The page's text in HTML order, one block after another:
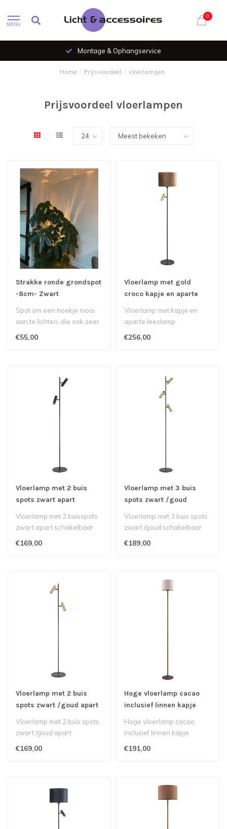
MENU
0
Montage & Ophangservice
Home / Prijsvoordeel / vloerlampen
Prijsvoordeel vloerlampen
Strakke ronde grondspot
-8cm- Zwart
Spot om een hoekje mooi
aan te lichten, die ook zeer
geschikt is als grondspot v..
€55,00
Vloerlamp met gold
croco kapje en aparte
leeslamp
Vloerlamp met kapje en
aparte leeslamp
€256,00
Vloerlamp met 2 buis
spots zwart apart
Vloerlamp met 2 buisspots
zwart apart schakelbaar
€169,00
Vloerlamp met 3 buis
spots zwart /goud
Vloerlamp met 3 buis spots
zwart /goud schakelbaar
€189,00
Vloerlamp met 2 buis
spots zwart /goud apart
Vloerlamp met 2 buis spots
zwart /goud apart
schakelbaar
€169,00
Hoge vloerlamp cacao
inclusief linnen kapje
Hoge vloerlamp cacao
inclusief linnen kapje
€191,00